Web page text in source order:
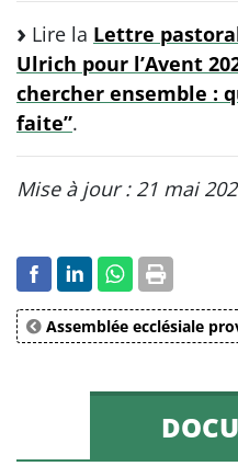
Lire la Lettre
Ulrich pour l’Avent
chercher ensemble :
faite”.
Mise à jour : 21 mai
Assemblée ecclésiale